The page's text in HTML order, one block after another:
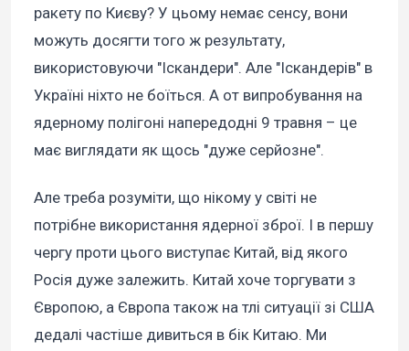
ракету по Києву? У цьому немає сенсу, вони
можуть досягти того ж результату,
використовуючи "Іскандери". Але "Іскандерів" в
Україні ніхто не боїться. А от випробування на
ядерному полігоні напередодні 9 травня – це
має виглядати як щось "дуже серйозне".
Але треба розуміти, що нікому у світі не
потрібне використання ядерної зброї. І в першу
чергу проти цього виступає Китай, від якого
Росія дуже залежить. Китай хоче торгувати з
Європою, а Європа також на тлі ситуації зі США
дедалі частіше дивиться в бік Китаю. Ми